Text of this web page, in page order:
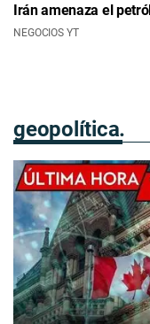
geopolítica.
Irán amenaza el
NEGOCIOS YT